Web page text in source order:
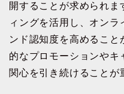
開することが求められま
ィングを活用し、オン
ンド認知度を高めること
的なプロモーションやキ
関心を引き続けることが